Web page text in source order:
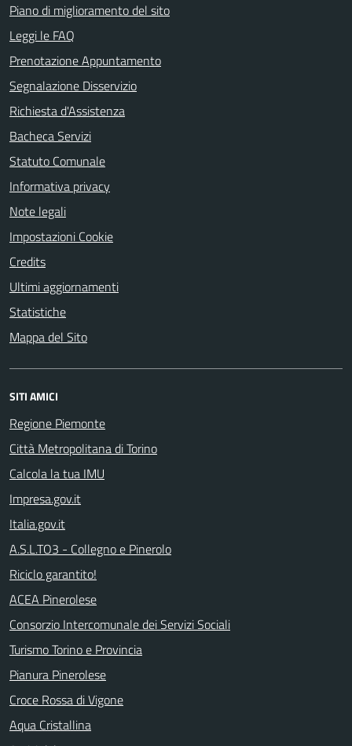
Piano di miglioramento del sito
Leggi le FAQ
Prenotazione Appuntamento
Segnalazione Disservizio
Richiesta d'Assistenza
Bacheca Servizi
Statuto Comunale
Informativa privacy
Note legali
Impostazioni Cookie
Credits
Ultimi aggiornamenti
Statistiche
Mappa del Sito
SITI AMICI
Regione Piemonte
Città Metropolitana di Torino
Calcola la tua IMU
Impresa.gov.it
Italia.gov.it
A.S.L.TO3 - Collegno e Pinerolo
Riciclo garantito!
ACEA Pinerolese
Consorzio Intercomunale dei Servizi Sociali
Turismo Torino e Provincia
Pianura Pinerolese
Croce Rossa di Vigone
Aqua Cristallina